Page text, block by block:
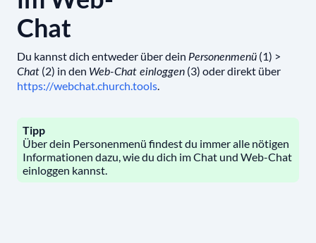
Chat
Du kannst dich entweder über dein Personenmenü (1) >
Chat (2) in den Web-Chat einloggen (3) oder direkt über
https://webchat.church.tools.
Tipp
Über dein Personenmenü findest du immer alle nötigen
Informationen dazu, wie du dich im Chat und Web-Chat
einloggen kannst.